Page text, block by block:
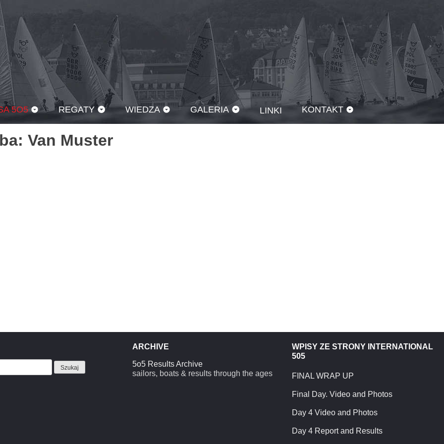
5O5 REGATY WIEDZA GALERIA LINKI KONTAKT
Van Muster
ARCHIVE
5o5 Results Archive
sailors, boats & results through the ages
WPISY ZE STRONY INTERNATIONAL
505
FINAL WRAP UP
Final Day. Video and Photos
Day 4 Video and Photos
Day 4 Report and Results